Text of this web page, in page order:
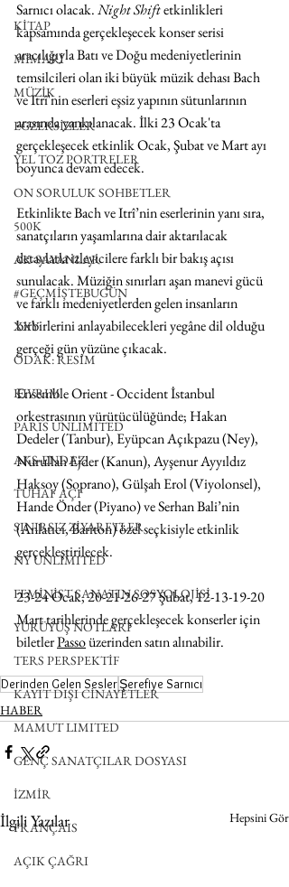
KİTAP
MİMARİ
MÜZİK
EGZERSİZLER
YEL TOZ PORTRELER
ON SORULUK SOHBETLER
500K
AK-SAYANLAR
#GEÇMİŞTEBUGÜN
XXY
ODAK: RESİM
KIVRIM
PARIS UNLIMITED
AKS-ENDAZ
TUHAF AÇI
SINIRSIZ ZİYARETLER
NY UNLIMITED
FEMİNİST SANATIN SOSYOLOJİSİ
YÜRÜYÜŞ NOTLARI
TERS PERSPEKTİF
KAYIT DIŞI CİNAYETLER
MAMUT LIMITED
GENÇ SANATÇILAR DOSYASI
İZMİR
FRANÇAIS
AÇIK ÇAĞRI
Sarnıcı olacak. Night Shift etkinlikleri
kapsamında gerçekleşecek konser serisi
aracılığıyla Batı ve Doğu medeniyetlerinin
temsilcileri olan iki büyük müzik dehası Bach
ve Itrî'nin eserleri eşsiz yapının sütunlarının
arasında yankılanacak. İlki 23 Ocak'ta
gerçekleşecek etkinlik Ocak, Şubat ve Mart ayı
boyunca devam edecek.
Etkinlikte Bach ve Itrî’nin eserlerinin yanı sıra,
sanatçıların yaşamlarına dair aktarılacak
detaylarla izleyicilere farklı bir bakış açısı
sunulacak. Müziğin sınırları aşan manevi gücü
ve farklı medeniyetlerden gelen insanların
birbirlerini anlayabilecekleri yegâne dil olduğu
gerçeği gün yüzüne çıkacak.
Ensemble Orient - Occident İstanbul
orkestrasının yürütücülüğünde; Hakan
Dedeler (Tanbur), Eyüpcan Açıkpazu (Ney),
Nurullah Ejder (Kanun), Ayşenur Ayyıldız
Haksoy (Soprano), Gülşah Erol (Viyolonsel),
Hande Önder (Piyano) ve Serhan Bali’nin
(Anlatıcı, Bariton) özel seçkisiyle etkinlik
gerçekleştirilecek.
23-24 Ocak, 20-21-26-27 Şubat, 12-13-19-20
Mart tarihlerinde gerçekleşecek konserler için
biletler Passo üzerinden satın alınabilir.
Derinden Gelen SeslerŞerefiye Sarnıcı
HABER
İlgili Yazılar Hepsini Gör